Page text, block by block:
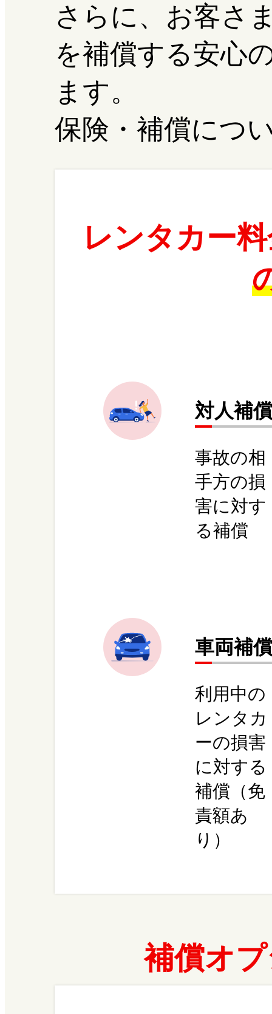
さらに、お客さ
を補償する安心
ます。
保険・補償につ
レンタカー
対人補償
事故の相
手方の損
害に対す
る補償
車両補償
利用中の
レンタカ
ーの損害
に対する
補償（免
責額あ
り）
補償オ